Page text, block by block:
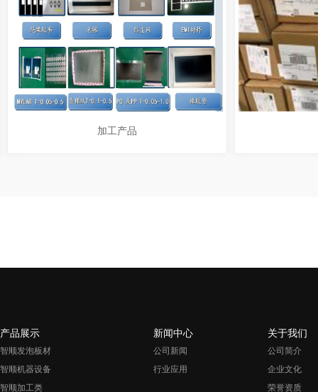
加工产品
产品展示
智顺发泡板材
智顺机器设备
智顺加工类
新闻中心
公司新闻
行业应用
关于我们
公司简介
企业文化
荣誉资质